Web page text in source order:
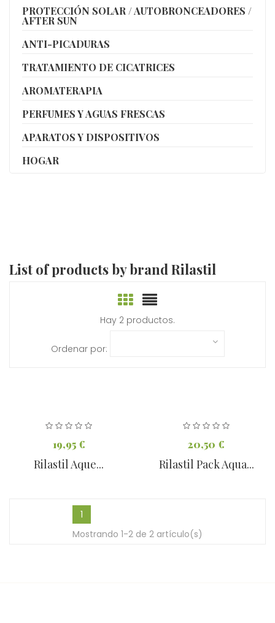
PROTECCIÓN SOLAR / AUTOBRONCEADORES /
AFTER SUN
ANTI-PICADURAS
TRATAMIENTO DE CICATRICES
AROMATERAPIA
PERFUMES Y AGUAS FRESCAS
APARATOS Y DISPOSITIVOS
HOGAR
List of products by brand Rilastil
Hay 2 productos.
Ordenar por:
19,95 €
Rilastil Aque...
20,50 €
Rilastil Pack Aqua...
1
Mostrando 1-2 de 2 artículo(s)